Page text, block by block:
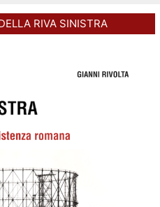
RIVA SINISTRA